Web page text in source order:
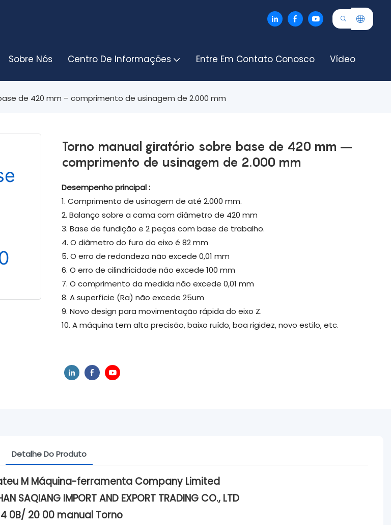
Sobre Nós Centro De Informações Entre Em Contato Conosco Vídeo
de 420 mm – comprimento de usinagem de 2.000 mm
Torno manual giratório sobre base de 420 mm –
comprimento de usinagem de 2.000 mm
Desempenho principal:
1. Comprimento de usinagem de até 2.000 mm.
2. Balanço sobre a cama com diâmetro de 420 mm
3. Base de fundição e 2 peças com base de trabalho.
4. O diâmetro do furo do eixo é 82 mm
5. O erro de redondeza não excede 0,01 mm
6. O erro de cilindricidade não excede 100 mm
7. O comprimento da medida não excede 0,01 mm
8. A superfície (Ra) não excede 25um
9. Novo design para movimentação rápida do eixo Z.
10. A máquina tem alta precisão, baixo ruído, boa rigidez, novo estilo, etc.
Detalhe Do Produto
M Máquina-ferramenta Company Limited
SAQIANG IMPORT AND EXPORT TRADING CO., LTD
4 0B/ 20 00 manual Torno